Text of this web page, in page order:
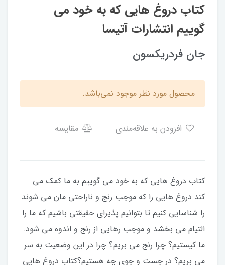
کتاب دروغ هایی که به خود می
گوییم انتشارات آتیسا
جان فردریکسون
محصول مورد نظر موجود نمی‌باشد.
مقایسه
کتاب دروغ هایی که به خود می گوییم به ما کمک می
کند دروغ هایی را که موجب رنج و ناراحتی مان می شوند
را شناسایی کنیم تا بتوانیم پذیرای حقیقتی باشیم که ما را
التیام می بخشد و موجب رهایی از رنج و اندوه می شود.
ما کیستیم؟ چرا رنج می بریم؟ چرا در این وضعیت به سر
می بریم؟ در جست و جوی چه هستیم؟کتاب دروغ هایی